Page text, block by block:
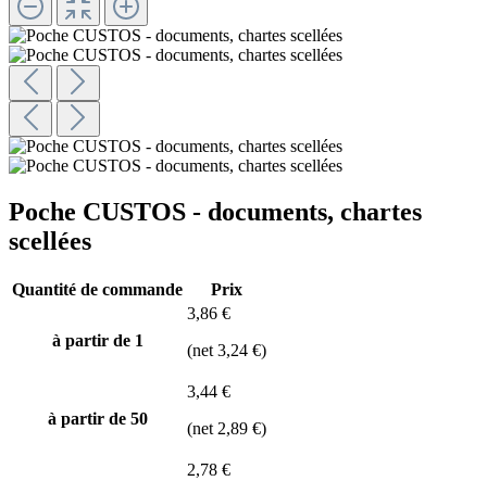
Poche CUSTOS - documents, chartes
scellées
Quantité de commande Prix
à partir de 1
3,86 €
(net 3,24 €)
à partir de 50
3,44 €
(net 2,89 €)
2,78 €